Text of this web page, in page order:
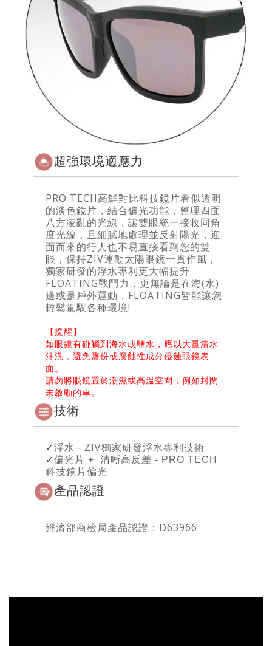
超強環境適應力
PRO TECH高鮮對比科技鏡片看似透明
的淡色鏡片，結合偏光功能，整理四面
八方凌亂的光線，讓雙眼統一接收同角
度光線，且細膩地處理並反射陽光，迎
面而來的行人也不易直接看到您的雙
眼，保持ZIV運動太陽眼鏡一貫作風，
獨家研發的浮水專利更大幅提升
FLOATING戰鬥力，更無論是在海(水)
邊或是戶外運動，FLOATING皆能讓您
輕鬆駕馭各種環境!
【提醒】
如眼鏡有碰觸到海水或鹽水，應以大量清水
沖洗，避免鹽份或腐蝕性成分侵蝕眼鏡表
面。
請勿將眼鏡置於潮濕或高溫空間，例如封閉
未啟動的車。
技術
✓浮水 - ZIV獨家研發浮水專利技術
✓偏光片 + 清晰高反差 - PRO TECH
科技鏡片偏光
產品認證
經濟部商檢局產品認證：D63966